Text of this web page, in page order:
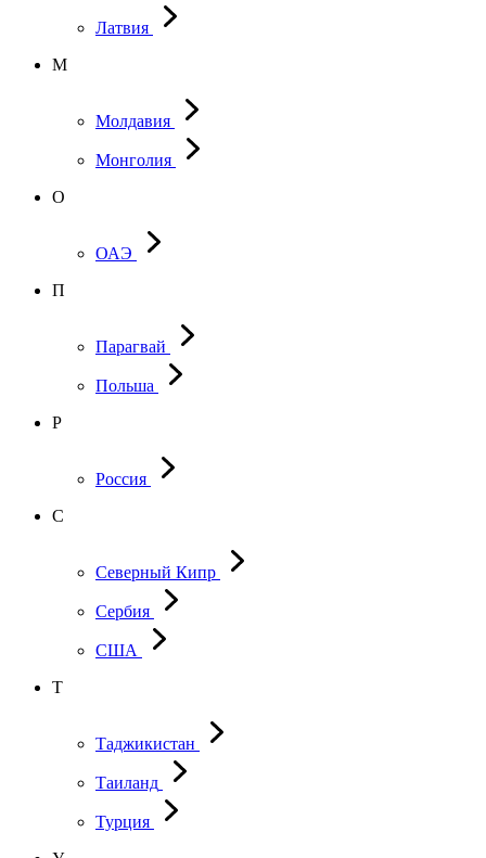
Латвия
М
Молдавия
Монголия
О
ОАЭ
П
Парагвай
Польша
Р
Россия
С
Северный Кипр
Сербия
США
Т
Таджикистан
Таиланд
Турция